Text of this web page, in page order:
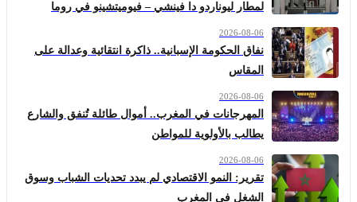
لمطار ليوناردو دا فينشي – فيوميتشينو في روما
2026-08-06
نفاق الحكومة الإسبانية.. ذاكرة انتقائية وعدالة على
المقاس
2026-08-06
المهرجانات في المغرب.. أموال طائلة تُنفق والشارع
يطالب بالأولوية للمواطن
2026-08-06
تقرير: النمو الاقتصادي لم يبدد تحديات الشباب وسوق
الشغل في المغرب